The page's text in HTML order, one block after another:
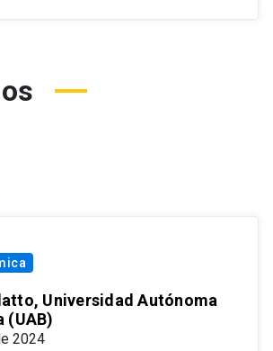
Universidad Autónoma
(UAB)
2024